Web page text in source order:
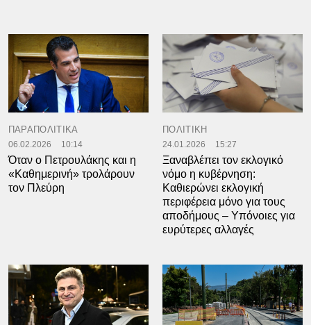
ΠΑΡΑΠΟΛΙΤΙΚΑ
06.02.2026 10:14
Όταν ο Πετρουλάκης και η
«Καθημερινή» τρολάρουν
τον Πλεύρη
ΠΟΛΙΤΙΚΗ
24.01.2026 15:27
Ξαναβλέπει τον εκλογικό
νόμο η κυβέρνηση:
Kαθιερώνει εκλογική
περιφέρεια μόνο για τους
αποδήμους – Υπόνοιες για
ευρύτερες αλλαγές